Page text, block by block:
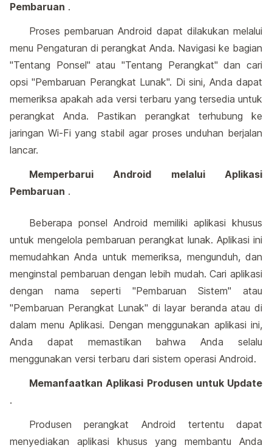
Pembaruan .
Proses pembaruan Android dapat dilakukan melalui
menu Pengaturan di perangkat Anda. Navigasi ke bagian
"Tentang Ponsel" atau "Tentang Perangkat" dan cari
opsi "Pembaruan Perangkat Lunak". Di sini, Anda dapat
memeriksa apakah ada versi terbaru yang tersedia untuk
perangkat Anda. Pastikan perangkat terhubung ke
jaringan Wi-Fi yang stabil agar proses unduhan berjalan
lancar.
Memperbarui Android melalui Aplikasi
Pembaruan .
Beberapa ponsel Android memiliki aplikasi khusus
untuk mengelola pembaruan perangkat lunak. Aplikasi ini
memudahkan Anda untuk memeriksa, mengunduh, dan
menginstal pembaruan dengan lebih mudah. Cari aplikasi
dengan nama seperti "Pembaruan Sistem" atau
"Pembaruan Perangkat Lunak" di layar beranda atau di
dalam menu Aplikasi. Dengan menggunakan aplikasi ini,
Anda dapat memastikan bahwa Anda selalu
menggunakan versi terbaru dari sistem operasi Android.
Memanfaatkan Aplikasi Produsen untuk Update
.
Produsen perangkat Android tertentu dapat
menyediakan aplikasi khusus yang membantu Anda